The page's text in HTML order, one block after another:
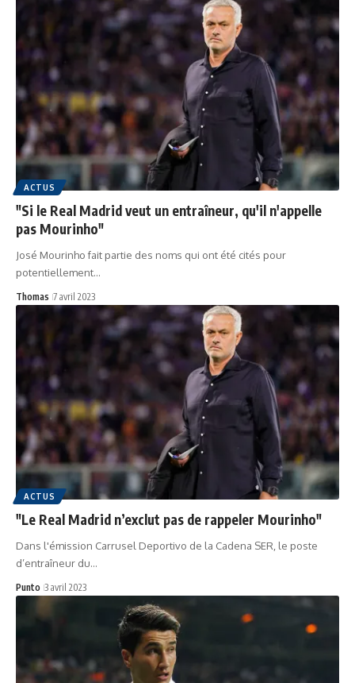
ACTUS
"Si le Real Madrid veut un entraîneur, qu'il n'appelle
pas Mourinho"
José Mourinho fait partie des noms qui ont été cités pour
potentiellement…
Thomas 7 avril 2023
ACTUS
"Le Real Madrid n’exclut pas de rappeler Mourinho"
Dans l'émission Carrusel Deportivo de la Cadena SER, le poste
d’entraîneur du…
Punto 3 avril 2023